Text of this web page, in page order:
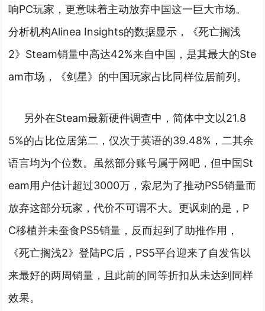
响PC玩家，更意味着主动放弃中国这一巨大市场。
分析机构Alinea Insights的数据显示，《死亡搁浅
2》Steam销量中高达42%来自中国，是其最大的Ste
am市场，《剑星》的中国玩家占比同样位居前列。
另外在Steam最新硬件调查中，简体中文以21.8
5%的占比位居第二，仅次于英语的39.48%，二其余
语言均为个位数。 虽然部分账号属于网吧，但中国St
eam用户估计超过3000万，索尼为了推动PS5销量而
放弃这部分玩家，代价不可谓不大。 更讽刺的是，P
C移植并未蚕食PS5销量，反而起到了助推作用，
《死亡搁浅2》登陆PC后，PS5平台迎来了自发售以
来最好的两周销量，且此前的同等折扣从未达到同样
效果。